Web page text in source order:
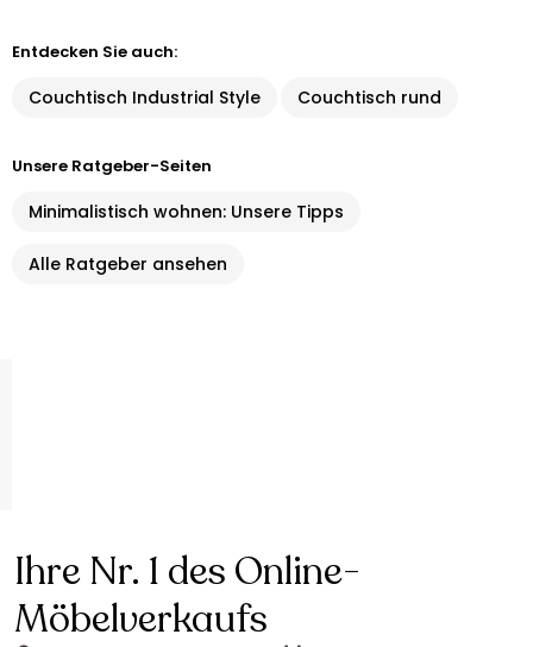
Entdecken Sie auch:
Couchtisch Industrial Style Couchtisch rund
Unsere Ratgeber-Seiten
Minimalistisch wohnen: Unsere Tipps
Alle Ratgeber ansehen
Ihre Nr. 1 des Online-
Möbelverkaufs